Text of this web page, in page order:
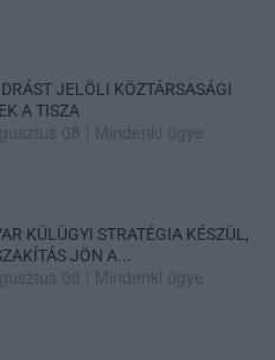
JELÖLI KÖZTÁRSASÁGI
A TISZA
08 Mindenki ügye
KÜLÜGYI STRATÉGIA KÉSZÜL,
JÖN A...
08 Mindenki ügye